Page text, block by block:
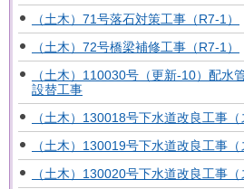
（土木）71号落石対策工事（R7-1）
（土木）72号橋梁補修工事（R7-1）
（土木）110030号（更新-10）配水
設替工事
（土木）130018号下水道改良工事（
（土木）130019号下水道改良工事（
（土木）130020号下水道改良工事（